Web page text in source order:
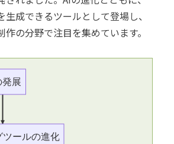
生成できるツールとして登場し、
の分野で注目を集めています。
発展
ツールの進化